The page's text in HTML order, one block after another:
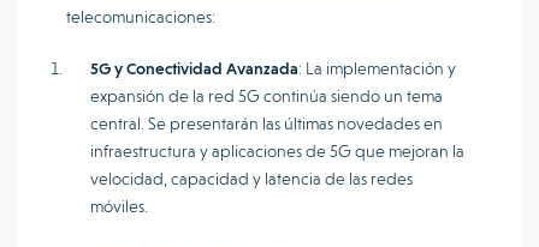
telecomunicaciones:
5G y Conectividad Avanzada: La implementación y
expansión de la red 5G continúa siendo un tema
central. Se presentarán las últimas novedades en
infraestructura y aplicaciones de 5G que mejoran la
velocidad, capacidad y latencia de las redes
móviles.